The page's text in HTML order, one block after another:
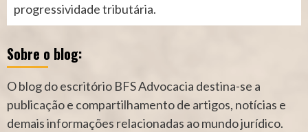
progressividade tributária.
Sobre o blog:
O blog do escritório BFS Advocacia destina-se a
publicação e compartilhamento de artigos, notícias e
demais informações relacionadas ao mundo jurídico.